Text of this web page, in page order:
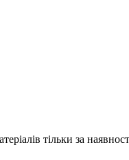
тільки за